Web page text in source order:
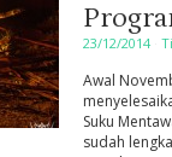
23/12/2014
Awal
Suku
sudah